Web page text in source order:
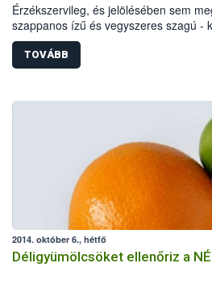
Érzékszervileg, és jelölésében sem
szappanos ízű és vegyszeres szagú -
hatályú visszahívását rendelte el az
minőségi problémákon túl a
forgalmazott, 2014. november 25-i
TOVÁBB
2014. október 6., hétfő
Déligyümölcsöket ellenőriz a